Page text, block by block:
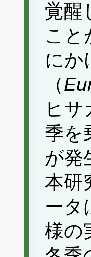
覚醒
こと
にか
（
ヒ
季を
が発
本研
ータ
様の